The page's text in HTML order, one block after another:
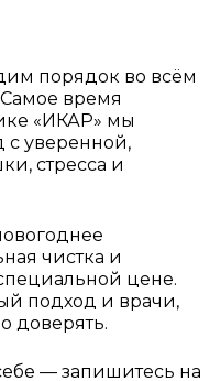
порядок во всём
время
«ИКАР» мы
с уверенной,
стресса и
чистка и
цене.
подход и врачи,
доверять.
— запишитесь на